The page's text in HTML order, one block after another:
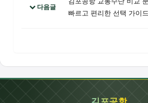
다음글
빠르고 편리한 선택 가이드